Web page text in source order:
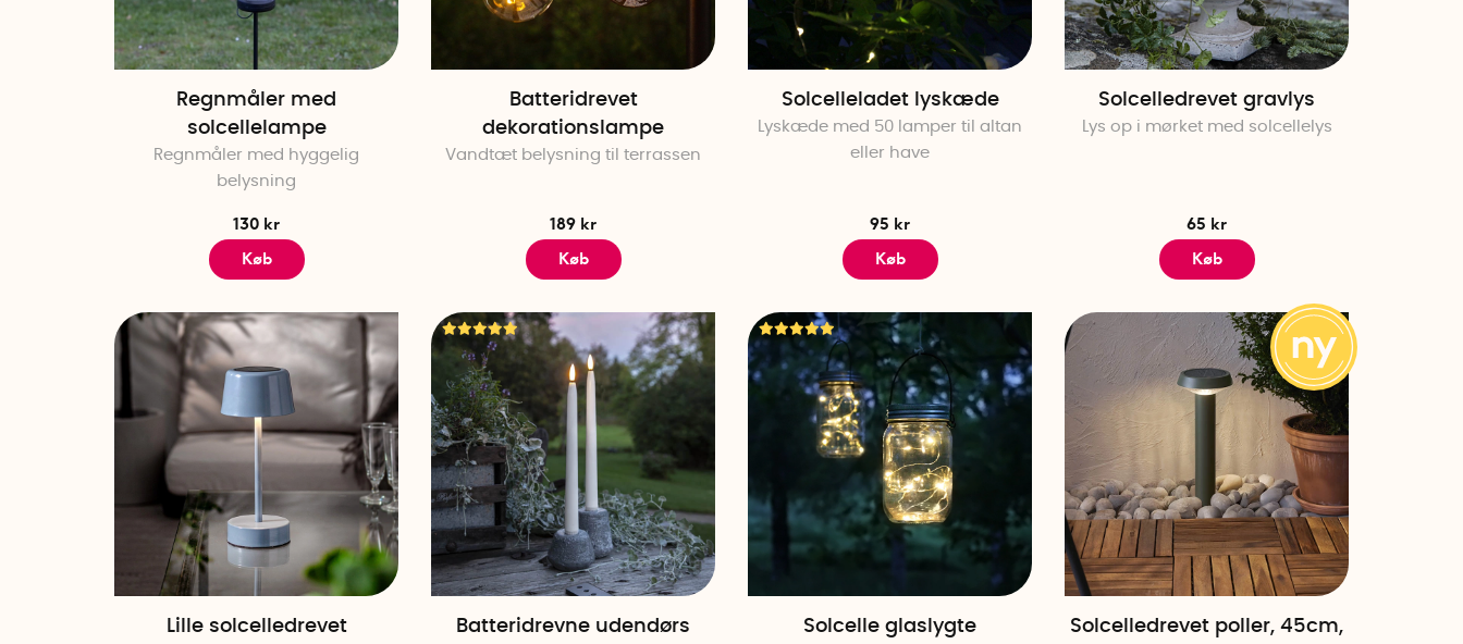
Regnmåler med
solcellelampe
Regnmåler med hyggelig
belysning
130 kr
Køb
Batteridrevet
dekorationslampe
Vandtæt belysning til terrassen
189 kr
Køb
Solcelleladet lyskæde
Lyskæde med 50 lamper til altan
eller have
95 kr
Køb
Solcelledrevet gravlys
Lys op i mørket med solcellelys
65 kr
Køb
Lille solcelledrevet
Batteridrevne udendørs
Solcelle glaslygte
Solcelledrevet poller, 45cm,